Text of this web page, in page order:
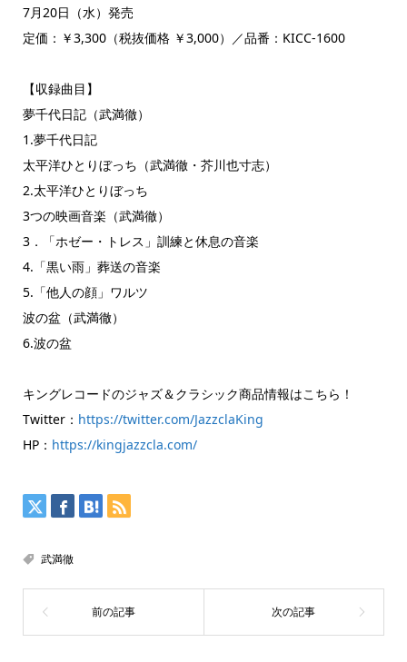
7月20日（水）発売
定価：￥3,300（税抜価格 ￥3,000）／品番：KICC-1600
【収録曲目】
夢千代日記（武満徹）
1.夢千代日記
太平洋ひとりぼっち（武満徹・芥川也寸志）
2.太平洋ひとりぼっち
3つの映画音楽（武満徹）
3．「ホゼー・トレス」訓練と休息の音楽
4.「黒い雨」葬送の音楽
5.「他人の顔」ワルツ
波の盆（武満徹）
6.波の盆
キングレコードのジャズ＆クラシック商品情報はこちら！
Twitter： https://twitter.com/JazzclaKing
HP： https://kingjazzcla.com/
武満徹